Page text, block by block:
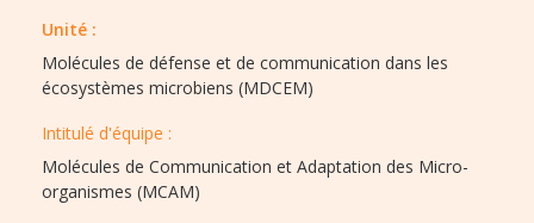
Unité :
Molécules de défense et de communication dans les
écosystèmes microbiens (MDCEM)
Intitulé d'équipe :​
Molécules de Communication et Adaptation des Micro-
organismes (MCAM)